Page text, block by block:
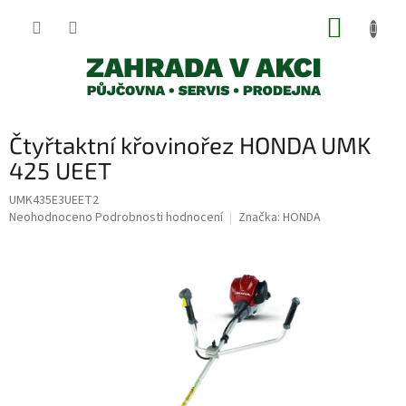
Čtyřtaktní křovinořez HONDA UMK
425 UEET
UMK435E3UEET2
Průměrné
Neohodnoceno Podrobnosti hodnocení Značka: HONDA